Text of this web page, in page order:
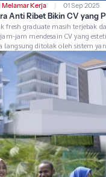
Melamar Kerja 01 Sep 2025
Anti Ribet Bikin CV yang
fresh graduate masih terjebak
jam mendesain CV yang
langsung ditolak oleh sistem
ke tangan HRD. Saat ini,
ATS untuk screening